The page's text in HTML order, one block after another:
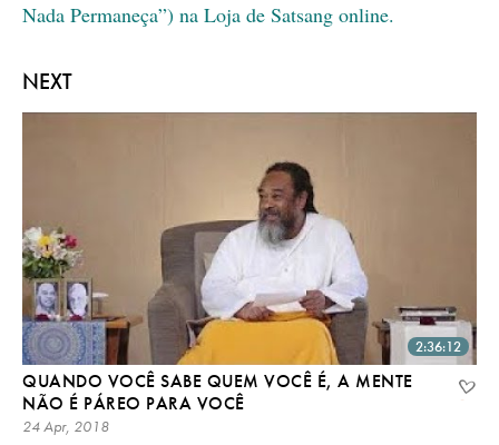
NEXT
2:36:12
QUANDO VOCÊ SABE QUEM VOCÊ É, A MENTE
NÃO É PÁREO PARA VOCÊ
24 Apr, 2018
Nada Permaneça”) na Loja de Satsang online.